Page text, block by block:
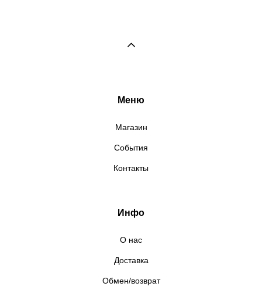
Меню
Магазин
События
Контакты
Инфо
О нас
Доставка
Обмен/возврат